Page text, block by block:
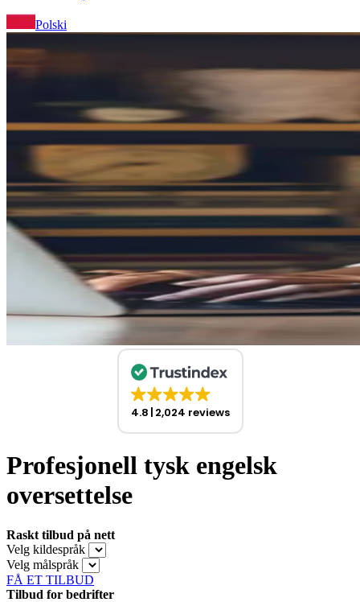
Polski
4.8 2,024 reviews
Profesjonell tysk engelsk
oversettelse
Raskt tilbud på nett
Velg kildespråk
Velg målspråk
FÅ ET TILBUD
Tilbud for bedrifter